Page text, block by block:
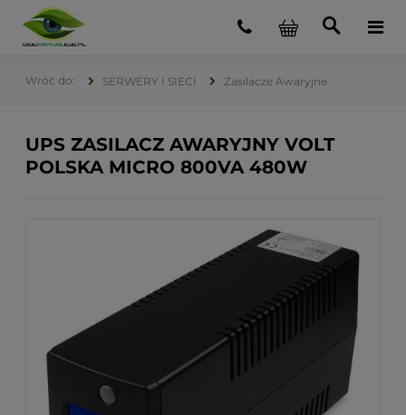
SERWERY I SIECI Zasilacze Awaryjne
UPS ZASILACZ AWARYJNY VOLT
POLSKA MICRO 800VA 480W